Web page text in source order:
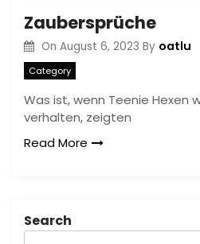
Zaubersprüche
On August 6, 2023 By oatlu
Category
Was ist, wenn Teenie Hexen
verhalten, zeigten
Read More
Search